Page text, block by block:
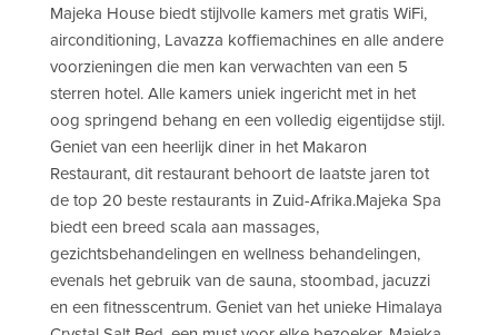
Majeka House biedt stijlvolle kamers met gratis WiFi,
airconditioning, Lavazza koffiemachines en alle andere
voorzieningen die men kan verwachten van een 5
sterren hotel. Alle kamers uniek ingericht met in het
oog springend behang en een volledig eigentijdse stijl.
Geniet van een heerlijk diner in het Makaron
Restaurant, dit restaurant behoort de laatste jaren tot
de top 20 beste restaurants in Zuid-Afrika.Majeka Spa
biedt een breed scala aan massages,
gezichtsbehandelingen en wellness behandelingen,
evenals het gebruik van de sauna, stoombad, jacuzzi
en een fitnesscentrum. Geniet van het unieke Himalaya